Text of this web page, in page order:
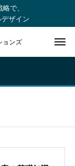
で、
ザイン
ョンズ